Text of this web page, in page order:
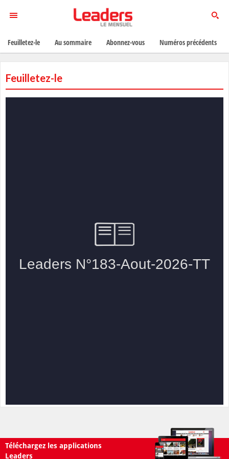
Feuilletez-le
Téléchargez les applications
Leaders
Feuilletez-le Au sommaire Abonnez-vous Numéros précédents